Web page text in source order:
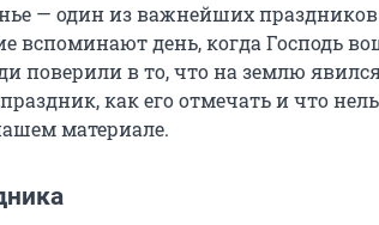
— один из важнейших праздников
вспоминают день, когда Господь
поверили в то, что на землю
как его отмечать и что
материале.